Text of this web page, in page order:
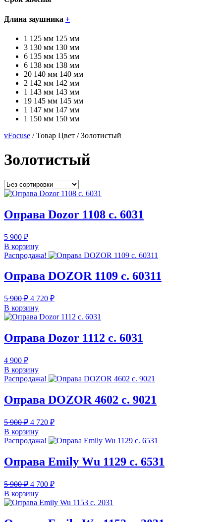
Длина заушника +
1 125 мм 125 мм
3 130 мм 130 мм
6 135 мм 135 мм
6 138 мм 138 мм
20 140 мм 140 мм
2 142 мм 142 мм
1 143 мм 143 мм
19 145 мм 145 мм
1 147 мм 147 мм
1 150 мм 150 мм
vFocuse / Товар Цвет / Золотистый
Золотистый
Оправа Dozor 1108 c. 6031
5 900 ₽
В корзину
Распродажа!
Оправа DOZOR 1109 c. 60311
5 900₽ Первоначальная
цена
составляла
5
900 ₽.
4 720 ₽Текущая
4
В корзину
Оправа Dozor 1112 c. 6031
4 900 ₽
В корзину
Распродажа!
Оправа DOZOR 4602 c. 9021
5 900₽ Первоначальная
цена
составляла
5
900 ₽.
4 720 ₽Текущая
4
В корзину
Распродажа!
Оправа Emily Wu 1129 c. 6531
5 900₽ Первоначальная
цена
составляла
5
900 ₽.
4 700 ₽Текущая
4
В корзину